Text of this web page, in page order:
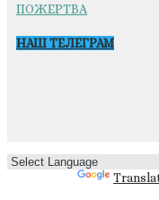
ПОЖЕРТВА
НАШ ТЕЛЕГРАМ